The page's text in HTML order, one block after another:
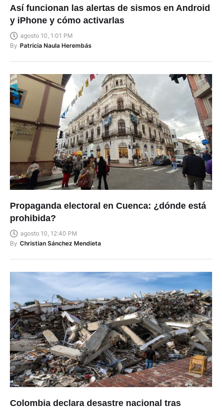
Así funcionan las alertas de sismos en Android
y iPhone y cómo activarlas
agosto 10, 1:01 PM
By Patricia Naula Herembás
Propaganda electoral en Cuenca: ¿dónde está
prohibida?
agosto 10, 12:40 PM
By Christian Sánchez Mendieta
Colombia declara desastre nacional tras